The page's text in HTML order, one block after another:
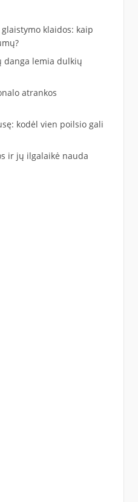
klaidos: kaip
danga lemia dulkių
atrankos
kodėl vien poilsio gali
ir jų ilgalaikė nauda